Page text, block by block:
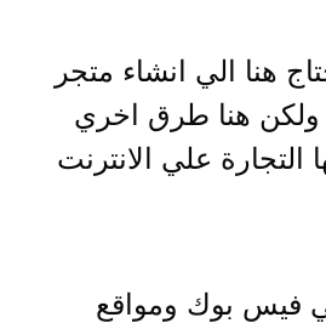
هنا الي انشاء متجر
ولكن هنا طرق اخري
التجارة علي الانترنت
فيس بوك ومواقع